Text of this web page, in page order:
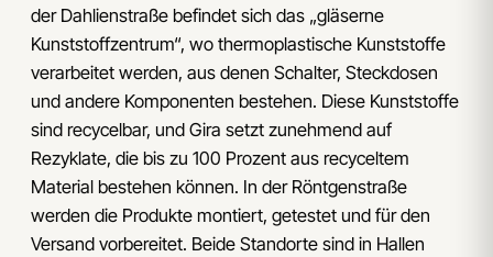
der Dahlienstraße befindet sich das „gläserne
Kunststoffzentrum“, wo thermoplastische Kunststoffe
verarbeitet werden, aus denen Schalter, Steckdosen
und andere Komponenten bestehen. Diese Kunststoffe
sind recycelbar, und Gira setzt zunehmend auf
Rezyklate, die bis zu 100 Prozent aus recyceltem
Material bestehen können. In der Röntgenstraße
werden die Produkte montiert, getestet und für den
Versand vorbereitet. Beide Standorte sind in Hallen